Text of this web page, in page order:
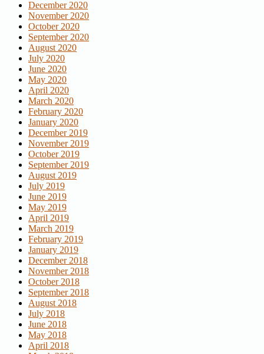
December 2020
November 2020
October 2020
September 2020
August 2020
July 2020
June 2020
May 2020
April 2020
March 2020
February 2020
January 2020
December 2019
November 2019
October 2019
September 2019
August 2019
July 2019
June 2019
May 2019
April 2019
March 2019
February 2019
January 2019
December 2018
November 2018
October 2018
September 2018
August 2018
July 2018
June 2018
May 2018
April 2018